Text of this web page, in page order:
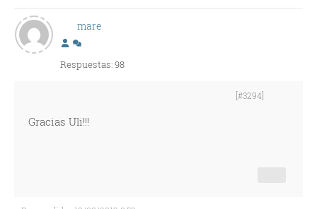
mare
Respuestas: 98
[#3294]
Gracias Uli!!!